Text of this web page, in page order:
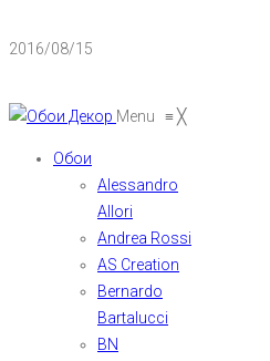
2016/08/15
Menu ≡╳
Обои
Alessandro
Allori
Andrea Rossi
AS Creation
Bernardo
Bartalucci
BN